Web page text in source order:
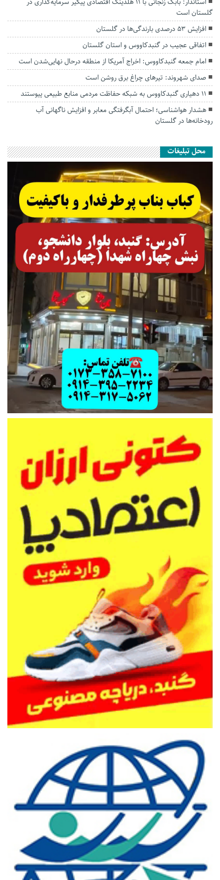
گلستان است
افزایش ۵۳ درصدی بارندگی‌ها در گلستان
اتفاقی عجیب در‌ گنبدکاووس و استان گلستان
امام جمعه گنبدکاووس: اخراج آمریکا از منطقه درحال نهایی‌شدن است
صدای شهروند: تیرهای چراغ برق روشن است
۱۱ دهیاری گنبدکاووس به شبکه حفاظت مردمی منابع طبیعی پیوستند
هشدار هواشناسی؛ احتمال آبگرفتگی معابر و افزایش ناگهانی آب
رودخانه‌ها در گلستان
محل تبلیغات